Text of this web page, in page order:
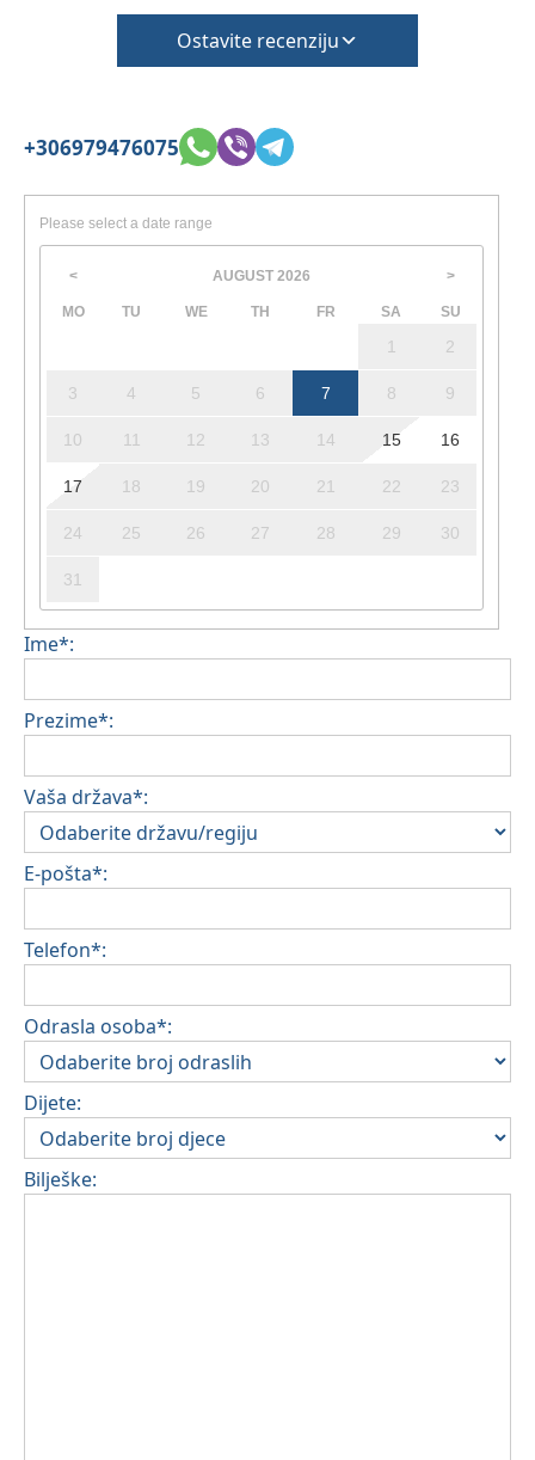
Ostavite recenziju
+306979476075
Please select a date range
< AUGUST 2026 >
MO TU WE TH FR SA SU
1 2
3 4 5 6 7 8 9
10 11 12 13 14 15 16
17 18 19 20 21 22 23
24 25 26 27 28 29 30
31
Ime*:
Prezime*:
Vaša država*:
E-pošta*:
Telefon*:
Odrasla osoba*:
Dijete:
Bilješke: